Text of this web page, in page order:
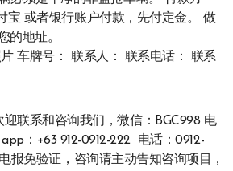
宝 或者银行账户付款，先付定金。 做
的地址。
车牌号： 联系人： 联系电话： 联系
联系和咨询我们，微信：BGC998 电
：+63 912-0912-222 电话：0912-
报免验证，咨询请主动告知咨询项目，